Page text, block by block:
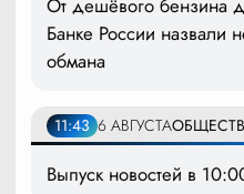
Банке России назвали
обмана
11:43 6 АВГУСТА
Выпуск новостей в